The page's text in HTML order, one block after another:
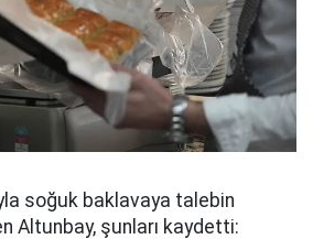
soğuk baklavaya talebin
Altunbay, şunları kaydetti: